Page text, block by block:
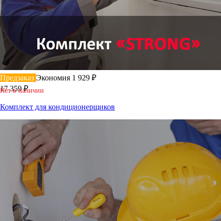
Предзаказ Экономия 1 929 ₽
17 359 ₽
Нет в наличии
Комплект для кондиционерщиков